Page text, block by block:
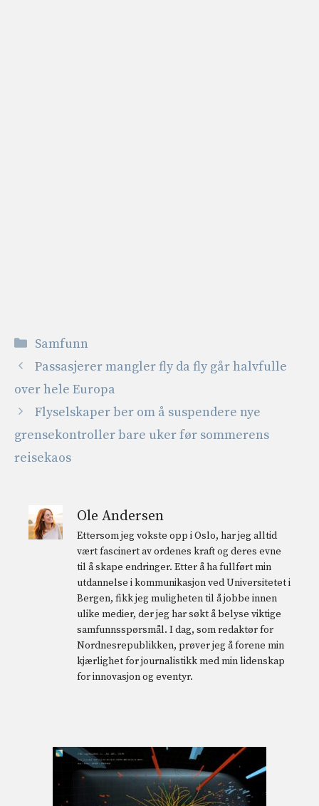
Kategorier
Samfunn
Passasjerer mangler fly da fly går halvfulle
over hele Europa
Flyselskaper ber om å suspendere nye
grensekontroller bare uker før sommerens
reisekaos
Ole Andersen
Ettersom jeg vokste opp i Oslo, har jeg alltid
vært fascinert av ordenes kraft og deres evne
til å skape endringer. Etter å ha fullført min
utdannelse i kommunikasjon ved Universitetet i
Bergen, fikk jeg muligheten til å jobbe innen
ulike medier, der jeg har søkt å belyse viktige
samfunnsspørsmål. I dag, som redaktør for
Nordnesrepublikken, prøver jeg å forene min
kjærlighet for journalistikk med min lidenskap
for innovasjon og eventyr.